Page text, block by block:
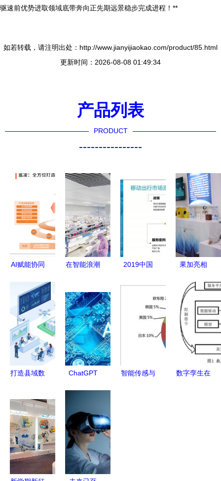
驱速前优势进取领域底带奔向正先期远景稳步完成进程！**
如若转载，请注明出处：http://www.jianyijiaokao.com/product/85.html
更新时间：2026-08-08 01:49:34
产品列表
PRODUCT
----------------
AI赋能协同
引领智能协
同再升级
在智能浪潮
贵族气质下
的「新芽心
燕」技术哲
学
2019中国
展 智能技
革
果加亮相
智博会 F4
智能锁等新
品引领智能
技术新潮流
打造县域数
板 AI技术
全面融入河
北工农商产
业的实践与
展望
ChatGPT
前沿技术与
应用探析
智能传感与
数字孪生在